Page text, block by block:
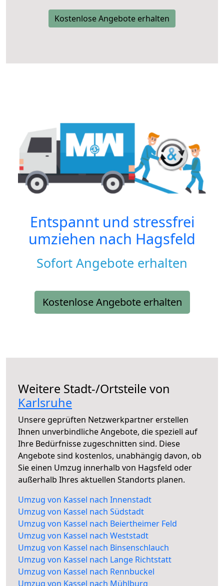
Kostenlose Angebote erhalten
Entspannt und stressfrei
umziehen nach Hagsfeld
Sofort Angebote erhalten
Kostenlose Angebote erhalten
Weitere Stadt-/Ortsteile von
Karlsruhe
Unsere geprüften Netzwerkpartner erstellen
Ihnen unverbindliche Angebote, die speziell auf
Ihre Bedürfnisse zugeschnitten sind. Diese
Angebote sind kostenlos, unabhängig davon, ob
Sie einen Umzug innerhalb von Hagsfeld oder
außerhalb Ihres aktuellen Standorts planen.
Umzug von Kassel nach Innenstadt
Umzug von Kassel nach Südstadt
Umzug von Kassel nach Beiertheimer Feld
Umzug von Kassel nach Weststadt
Umzug von Kassel nach Binsenschlauch
Umzug von Kassel nach Lange Richtstatt
Umzug von Kassel nach Rennbuckel
Umzug von Kassel nach Mühlburg